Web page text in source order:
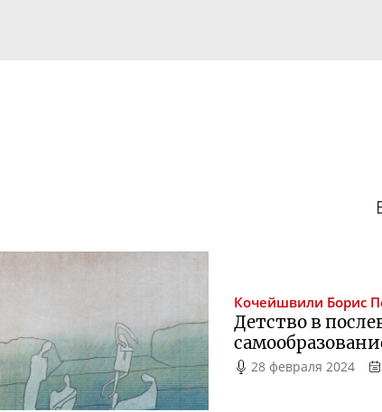
Кочейшвили Борис
Детство в
28 февраля 2024